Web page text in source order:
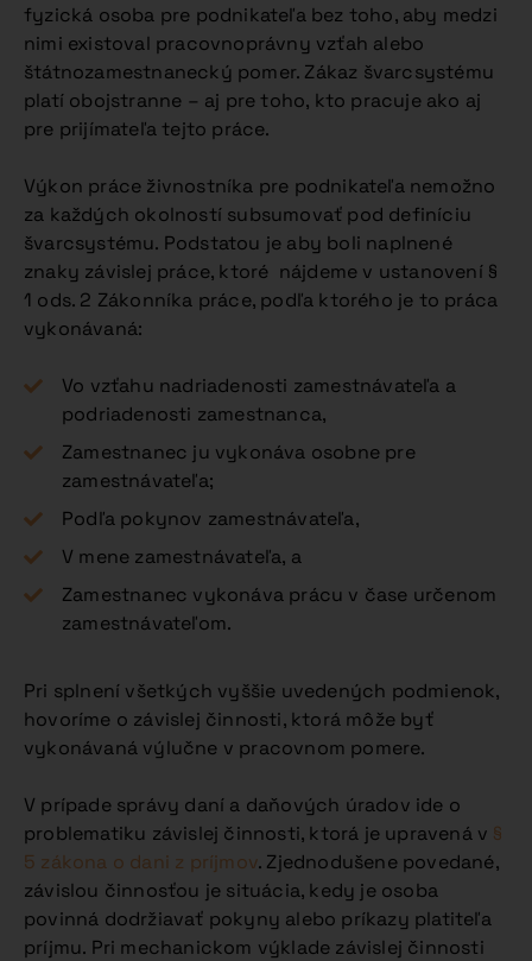
fyzická osoba pre podnikateľa bez toho, aby medzi
nimi existoval pracovnoprávny vzťah alebo
štátnozamestnanecký pomer. Zákaz švarcsystému
platí obojstranne – aj pre toho, kto pracuje ako aj
pre prijímateľa tejto práce.
Výkon práce živnostníka pre podnikateľa nemožno
za každých okolností subsumovať pod definíciu
švarcsystému. Podstatou je aby boli naplnené
znaky závislej práce, ktoré nájdeme v ustanovení §
1 ods. 2 Zákonníka práce, podľa ktorého je to práca
vykonávaná:
Vo vzťahu nadriadenosti zamestnávateľa a
podriadenosti zamestnanca,
Zamestnanec ju vykonáva osobne pre
zamestnávateľa;
Podľa pokynov zamestnávateľa,
V mene zamestnávateľa, a
Zamestnanec vykonáva prácu v čase určenom
zamestnávateľom.
Pri splnení všetkých vyššie uvedených podmienok,
hovoríme o závislej činnosti, ktorá môže byť
vykonávaná výlučne v pracovnom pomere.
V prípade správy daní a daňových úradov ide o
problematiku závislej činnosti, ktorá je upravená v §
5 zákona o dani z príjmov. Zjednodušene povedané,
závislou činnosťou je situácia, kedy je osoba
povinná dodržiavať pokyny alebo príkazy platiteľa
príjmu. Pri mechanickom výklade závislej činnosti